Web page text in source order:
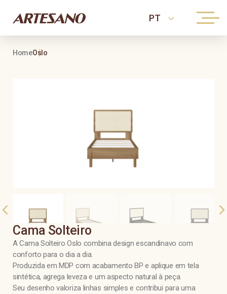
HomeOslo
Cama Solteiro
A Cama Solteiro Oslo combina design escandinavo com
conforto para o dia a dia.
Produzida em MDP com acabamento BP e aplique em tela
sintética, agrega leveza e um aspecto natural à peça.
Seu desenho valoriza linhas simples e contribui para uma